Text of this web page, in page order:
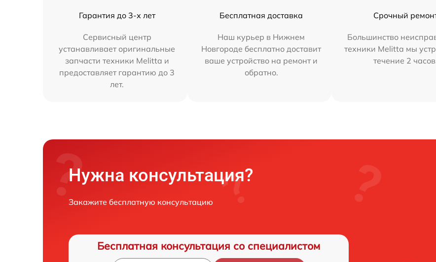
Гарантия до 3-х лет
Сервисный центр
устанавливает оригинальные
запчасти техники Melitta и
предоставляет гарантию до 3
лет.
Бесплатная доставка
Наш курьер в Нижнем
Новгороде бесплатно доставит
ваше устройство на ремонт и
обратно.
Срочный
Большинство
техники Melitta мы
течение 2
Нужна консультация?
Закажите бесплатную консультацию
Бесплатная консультация со специалистом